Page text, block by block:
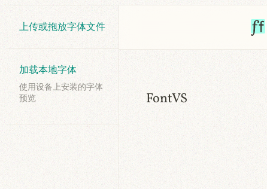
上传或拖放字体文件
加载本地字体
使用设备上安装的字体
预览
FontVS